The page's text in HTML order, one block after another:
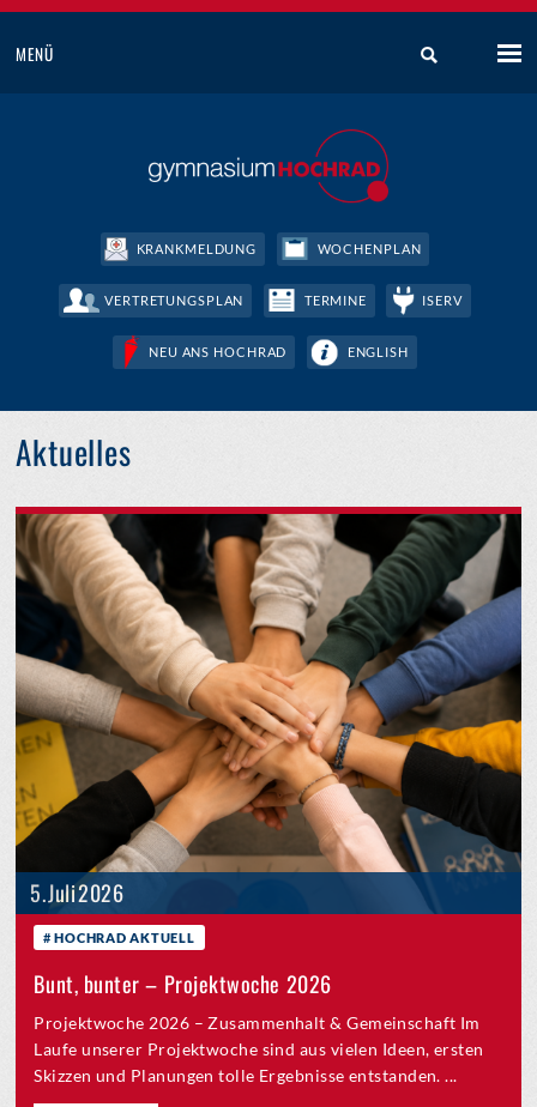
MENÜ
KRANKMELDUNG WOCHENPLAN
VERTRETUNGSPLAN TERMINE ISERV
NEU ANS HOCHRAD ENGLISH
Aktuelles
5. Juli 2026
HOCHRAD AKTUELL
Bunt, bunter – Projektwoche 2026
Projektwoche 2026 – Zusammenhalt & Gemeinschaft Im
Laufe unserer Projektwoche sind aus vielen Ideen, ersten
Skizzen und Planungen tolle Ergebnisse entstanden. ...